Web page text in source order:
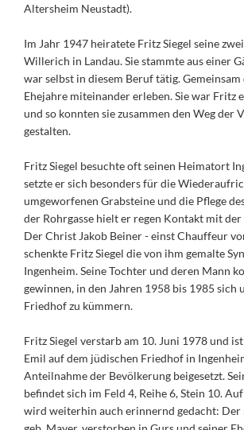
Altersheim Neustadt).
Im Jahr 1947 heiratete Fritz Siegel seine
Willerich in Landau. Sie stammte aus einer
war selbst in diesem Beruf tätig.
Ehejahre miteinander erleben. Sie war Fritz
und so konnten sie zusammen den Weg der
gestalten.
Fritz Siegel besuchte oft seinen Heimatort
setzte er sich besonders für die
umgeworfenen Grabsteine und die Pflege
der Rohrgasse hielt er regen Kontakt mit
Der Christ Jakob Beiner - einst Chauffeur
schenkte Fritz Siegel die von ihm gemalte
Ingenheim. Seine Tochter und deren Mann
gewinnen, in den Jahren 1958 bis 1985 sich
Friedhof zu kümmern.
Fritz Siegel verstarb am 10. Juni 1978 und
Emil auf dem jüdischen Friedhof in
Anteilnahme der Bevölkerung beigesetzt.
befindet sich im Feld 4, Reihe 6, Stein 10.
wird weiterhin auch erinnernd gedacht: